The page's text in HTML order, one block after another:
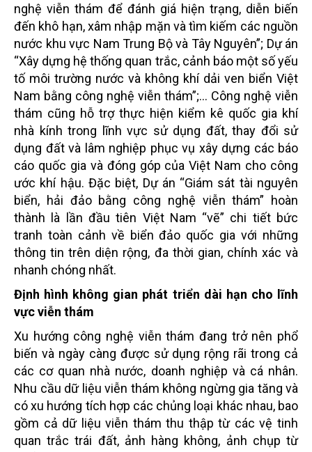
nghệ viễn thám để đánh giá hiện trạng, diễn biến
đến khô hạn, xâm nhập mặn và tìm kiếm các nguồn
nước khu vực Nam Trung Bộ và Tây Nguyên”; Dự án
“Xây dựng hệ thống quan trắc, cảnh báo một số yếu
tố môi trường nước và không khí dải ven biển Việt
Nam bằng công nghệ viễn thám”;… Công nghệ viễn
thám cũng hỗ trợ thực hiện kiểm kê quốc gia khí
nhà kính trong lĩnh vực sử dụng đất, thay đổi sử
dụng đất và lâm nghiệp phục vụ xây dựng các báo
cáo quốc gia và đóng góp của Việt Nam cho công
ước khí hậu. Đặc biệt, Dự án “Giám sát tài nguyên
biển, hải đảo bằng công nghệ viễn thám” hoàn
thành là lần đầu tiên Việt Nam “vẽ” chi tiết bức
tranh toàn cảnh về biển đảo quốc gia với những
thông tin trên diện rộng, đa thời gian, chính xác và
nhanh chóng nhất.
Định hình không gian phát triển dài hạn cho lĩnh
vực viễn thám
Xu hướng công nghệ viễn thám đang trở nên phổ
biến và ngày càng được sử dụng rộng rãi trong cả
các cơ quan nhà nước, doanh nghiệp và cá nhân.
Nhu cầu dữ liệu viễn thám không ngừng gia tăng và
có xu hướng tích hợp các chủng loại khác nhau, bao
gồm cả dữ liệu viễn thám thu thập từ các vệ tinh
quan trắc trái đất, ảnh hàng không, ảnh chụp từ